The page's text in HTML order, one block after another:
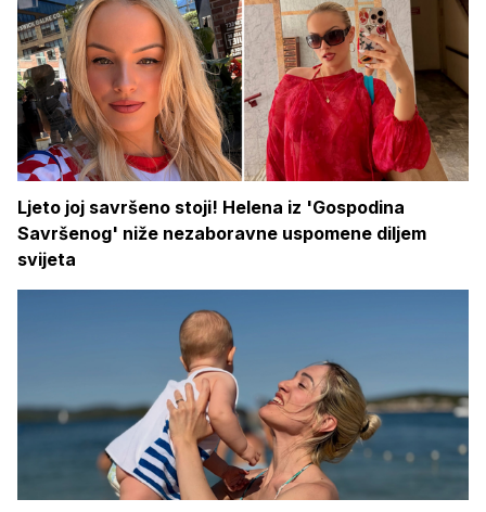
Ljeto joj savršeno stoji! Helena iz 'Gospodina
Savršenog' niže nezaboravne uspomene diljem
svijeta